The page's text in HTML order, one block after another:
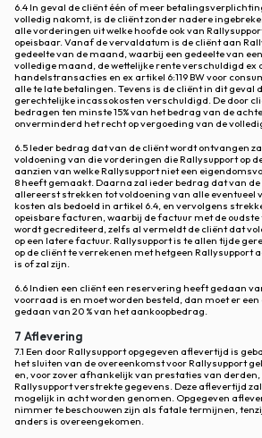
6.4 In geval de cliënt één of meer
volledig nakomt, is de cliënt zonder nadere
alle vorderingen uit welke hoofde ook van
opeisbaar. Vanaf de vervaldatum is de cliënt aan
gedeelte van de maand, waarbij een gedeelte van
volledige maand, de wettelijke rente verschuldigd ex
handelstransacties en ex artikel 6:119 BW voor
alle te late betalingen. Tevens is de cliënt in dit geval
gerechtelijke incassokosten verschuldigd. De door
bedragen ten minste 15% van het bedrag van de
onverminderd het recht op vergoeding van de
6.5 Ieder bedrag dat van de cliënt wordt ontvangen
voldoening van die vorderingen die Rallysupport op
aanzien van welke Rallysupport niet een
8 heeft gemaakt. Daarna zal ieder bedrag dat van
allereerst strekken tot voldoening van alle eventueel
kosten als bedoeld in artikel 6.4, en vervolgens
opeisbare facturen, waarbij de factuur met de
wordt gecrediteerd, zelfs al vermeldt de cliënt dat
op een latere factuur. Rallysupport is te allen tijde
op de cliënt te verrekenen met hetgeen Rallysupport
is of zal zijn.
6.6 Indien een cliënt een reservering heeft gedaan
voorraad is en moet worden besteld, dan moet er
gedaan van 20 % van het aankoopbedrag.
7 Aflevering
7.1 Een door Rallysupport opgegeven aflevertijd is
het sluiten van de overeenkomst voor Rallysupport
en, voor zover afhankelijk van prestaties van derden,
Rallysupport verstrekte gegevens. Deze aflevertijd
mogelijk in acht worden genomen. Opgegeven
nimmer te beschouwen zijn als fatale termijnen,
anders is overeengekomen.